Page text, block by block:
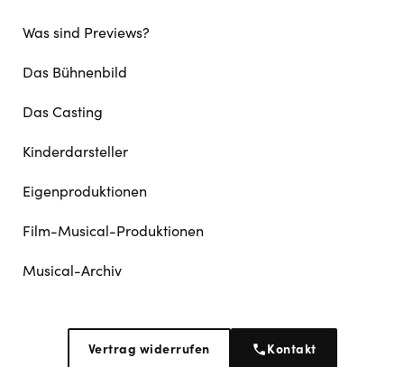
Was sind Previews?
Das Bühnenbild
Das Casting
Kinderdarsteller
Eigenproduktionen
Film-Musical-Produktionen
Musical-Archiv
Vertrag widerrufen Kontakt